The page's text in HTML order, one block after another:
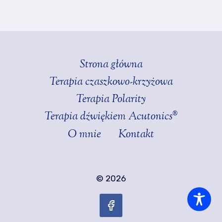
Strona główna
Terapia czaszkowo-krzyżowa
Terapia Polarity
Terapia dźwiękiem Acutonics®
O mnie
Kontakt
© 2026